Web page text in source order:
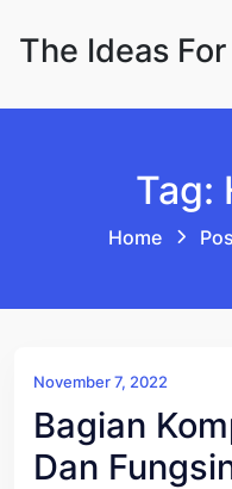
The Ideas
Tag:
Home
November 7, 2022
Bagian
Dan